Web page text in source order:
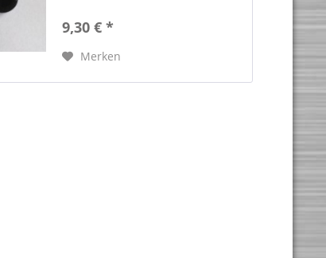
Blechschrauben bieten wir
"Blechschrauben" .
9,30 € *
Merken